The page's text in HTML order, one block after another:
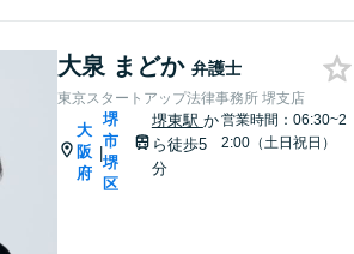
大泉 まどか 弁護士
東京スタートアップ法律事務所 堺支店
大
阪
府
|
堺
市
堺
区
堺東駅 か
ら徒歩5
分
営業時間：06:30~2
2:00（土日祝日）